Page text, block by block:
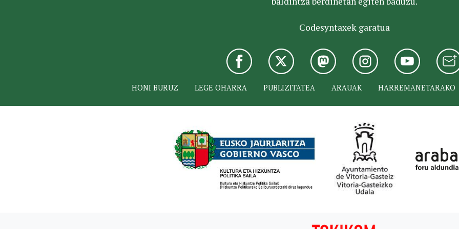
Codesyntaxek garatua
HONI BURUZ LEGE OHARRA PUBLIZITATEA ARAUAK HARREMANETARAKO